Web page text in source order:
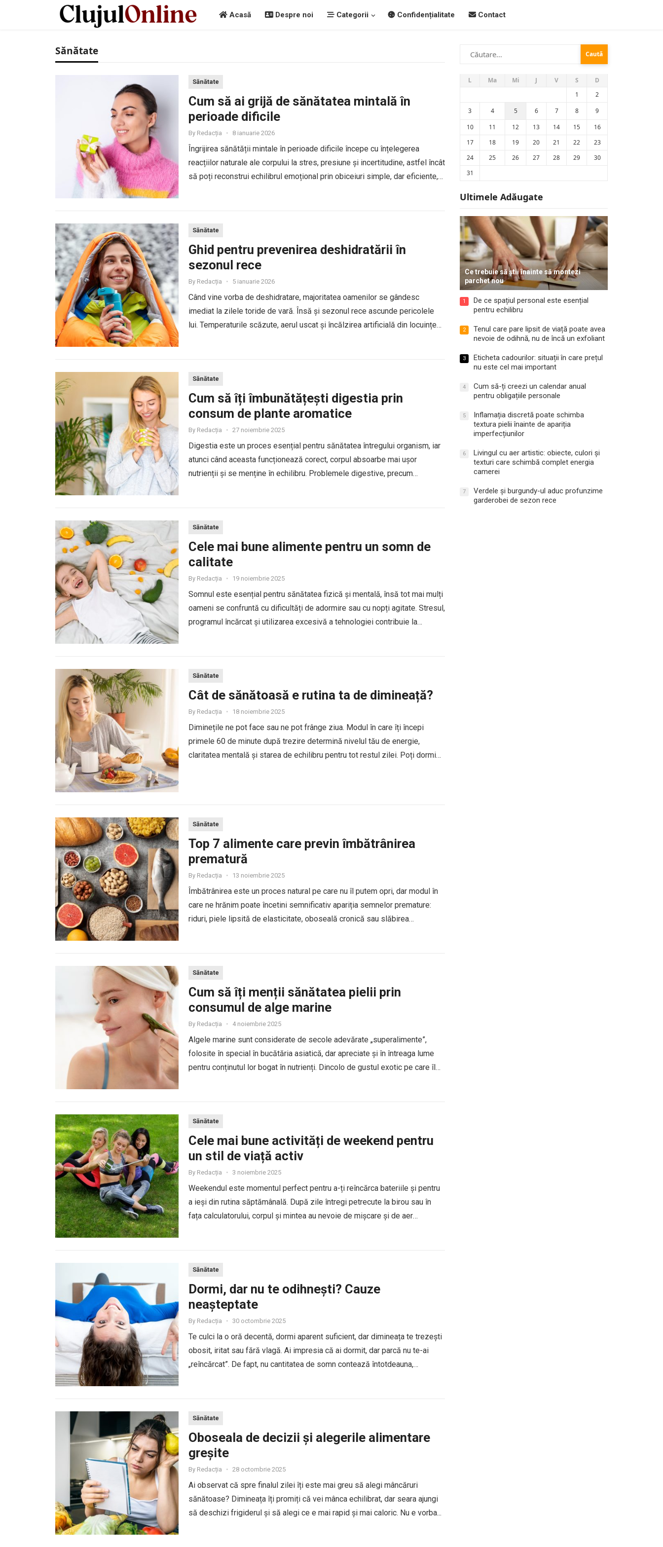
Acasă Despre noi Categorii Confidențialitate Contact
Sănătate
Sănătate
Cum să ai grijă de sănătatea mintală în
perioade dificile
By Redacția • 8 ianuarie 2026
Îngrijirea sănătății mintale în perioade dificile începe cu înțelegerea
reacțiilor naturale ale corpului la stres, presiune și incertitudine, astfel încât
să poți reconstrui echilibrul emoțional prin obiceiuri simple, dar eficiente,
Sănătate
Ghid pentru prevenirea deshidratării în
sezonul rece
By Redacția • 5 ianuarie 2026
Când vine vorba de deshidratare, majoritatea oamenilor se gândesc
imediat la zilele toride de vară. Însă și sezonul rece ascunde pericolele
lui. Temperaturile scăzute, aerul uscat și încălzirea artificială din locuințe
Sănătate
Cum să îți îmbunătățești digestia prin
consum de plante aromatice
By Redacția • 27 noiembrie 2025
Digestia este un proces esențial pentru sănătatea întregului organism, iar
atunci când aceasta funcționează corect, corpul absoarbe mai ușor
nutrienții și se menține în echilibru. Problemele digestive, precum
Sănătate
Cele mai bune alimente pentru un somn de
calitate
By Redacția • 19 noiembrie 2025
Somnul este esențial pentru sănătatea fizică și mentală, însă tot mai mulți
oameni se confruntă cu dificultăți de adormire sau cu nopți agitate. Stresul,
programul încărcat și utilizarea excesivă a tehnologiei contribuie la
Sănătate
Cât de sănătoasă e rutina ta de dimineață?
By Redacția • 18 noiembrie 2025
Diminețile ne pot face sau ne pot frânge ziua. Modul în care îți începi
primele 60 de minute după trezire determină nivelul tău de energie,
claritatea mentală și starea de echilibru pentru tot restul zilei. Poți dormi
Sănătate
Top 7 alimente care previn îmbătrânirea
prematură
By Redacția • 13 noiembrie 2025
Îmbătrânirea este un proces natural pe care nu îl putem opri, dar modul în
care ne hrănim poate încetini semnificativ apariția semnelor premature:
riduri, piele lipsită de elasticitate, oboseală cronică sau slăbirea
Sănătate
Cum să îți menții sănătatea pielii prin
consumul de alge marine
By Redacția • 4 noiembrie 2025
Algele marine sunt considerate de secole adevărate „superalimente”,
folosite în special în bucătăria asiatică, dar apreciate și în întreaga lume
pentru conținutul lor bogat în nutrienți. Dincolo de gustul exotic pe care îl
Sănătate
Cele mai bune activități de weekend pentru
un stil de viață activ
By Redacția • 3 noiembrie 2025
Weekendul este momentul perfect pentru a-ți reîncărca bateriile și pentru
a ieși din rutina săptămânală. După zile întregi petrecute la birou sau în
fața calculatorului, corpul și mintea au nevoie de mișcare și de aer
Sănătate
Dormi, dar nu te odihnești? Cauze
neașteptate
By Redacția • 30 octombrie 2025
Te culci la o oră decentă, dormi aparent suficient, dar dimineața te trezești
obosit, iritat sau fără vlagă. Ai impresia că ai dormit, dar parcă nu te-ai
„reîncărcat”. De fapt, nu cantitatea de somn contează întotdeauna,
Sănătate
Oboseala de decizii și alegerile alimentare
greșite
By Redacția • 28 octombrie 2025
Ai observat că spre finalul zilei îți este mai greu să alegi mâncăruri
sănătoase? Dimineața îți promiți că vei mânca echilibrat, dar seara ajungi
să deschizi frigiderul și să alegi ce e mai rapid și mai caloric. Nu e vorba...
Caută
după:
L Ma Mi J V S
D
1
2
3
4 5 6 7 8
9
10
11 12 13 14 15
16
17
18 19 20 21 22
23
24
25 26 27 28 29
30
31
Ultimele Adăugate
Ce trebuie să știi înainte să montezi
parchet nou
1
De ce spațiul personal este esențial
pentru echilibru
2
Tenul care pare lipsit de viață poate avea
nevoie de odihnă, nu de încă un exfoliant
3
Eticheta cadourilor: situații în care prețul
nu este cel mai important
4
Cum să-ți creezi un calendar anual
pentru obligațiile personale
5
Inflamația discretă poate schimba
textura pielii înainte de apariția
imperfecțiunilor
6
Livingul cu aer artistic: obiecte, culori și
texturi care schimbă complet energia
camerei
7
Verdele și burgundy-ul aduc profunzime
garderobei de sezon rece